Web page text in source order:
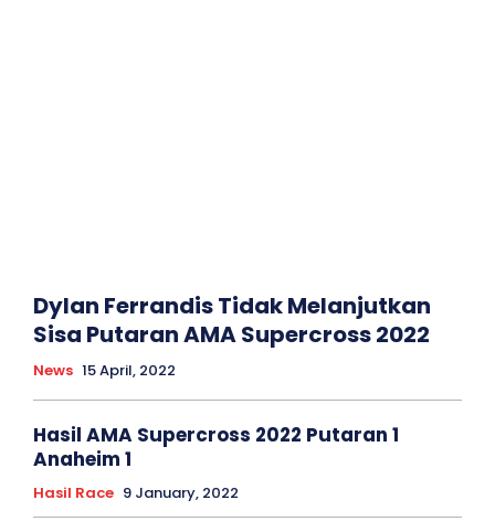
Dylan Ferrandis Tidak Melanjutkan
Sisa Putaran AMA Supercross 2022
News 15 April, 2022
Hasil AMA Supercross 2022 Putaran 1
Anaheim 1
Hasil Race 9 January, 2022